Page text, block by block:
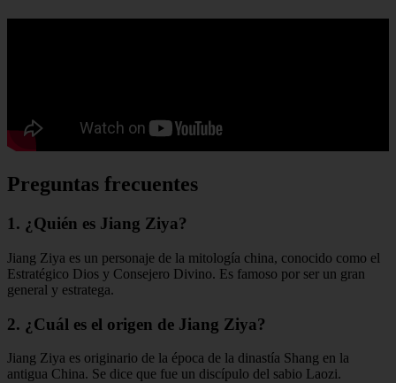
Preguntas frecuentes
1. ¿Quién es Jiang Ziya?
Jiang Ziya es un personaje de la mitología china, conocido como el
Estratégico Dios y Consejero Divino. Es famoso por ser un gran
general y estratega.
2. ¿Cuál es el origen de Jiang Ziya?
Jiang Ziya es originario de la época de la dinastía Shang en la
antigua China. Se dice que fue un discípulo del sabio Laozi.